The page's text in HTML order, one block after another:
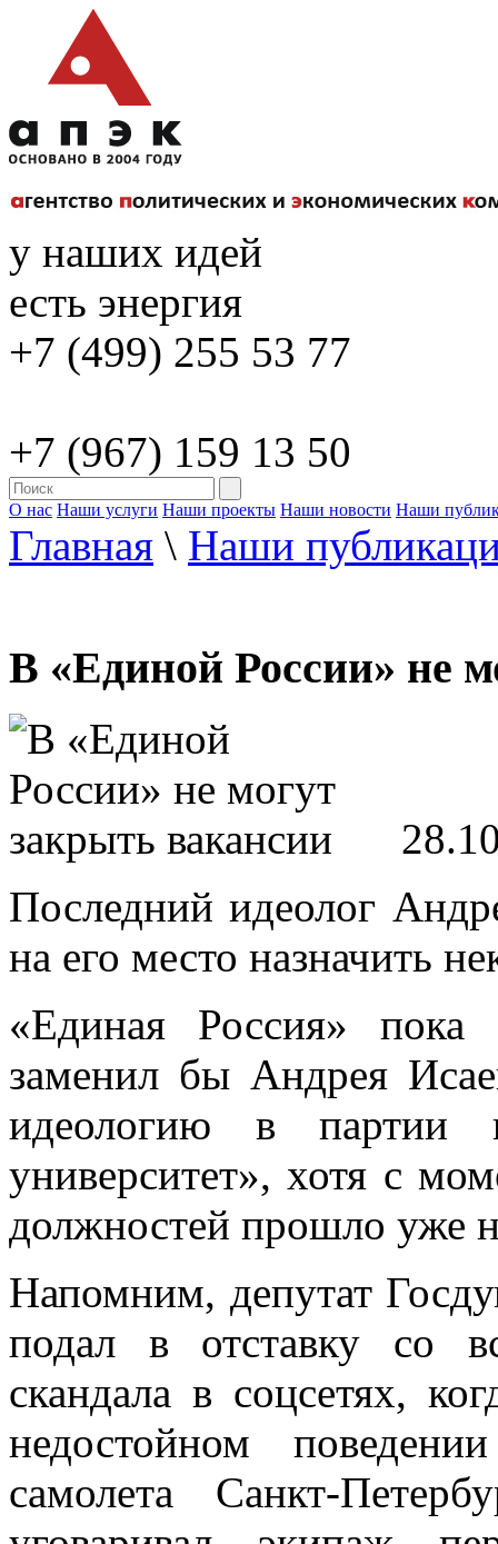
у наших идей
есть энергия
+7 (499) 255 53 77
+7 (967) 159 13 50
О нас Наши услуги Наши проекты Наши новости Наши
Главная \ Наши
В «Единой России» не
Последний идеолог
на его место назначить
«Единая Россия»
заменил бы Андрея
идеологию в партии
университет», хотя с
должностей прошло уже
Напомним, депутат
подал в отставку со
скандала в соцсетях,
недостойном
самолета Санкт-